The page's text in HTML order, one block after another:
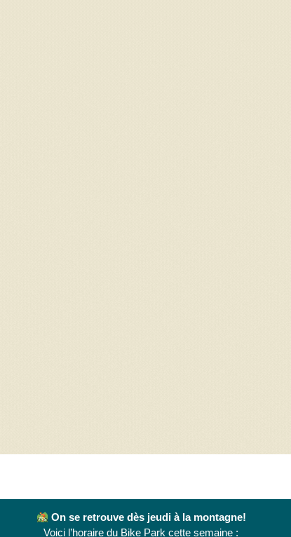
On se retrouve dès jeudi à la montagne!
Voici l’horaire du Bike Park cette semaine :